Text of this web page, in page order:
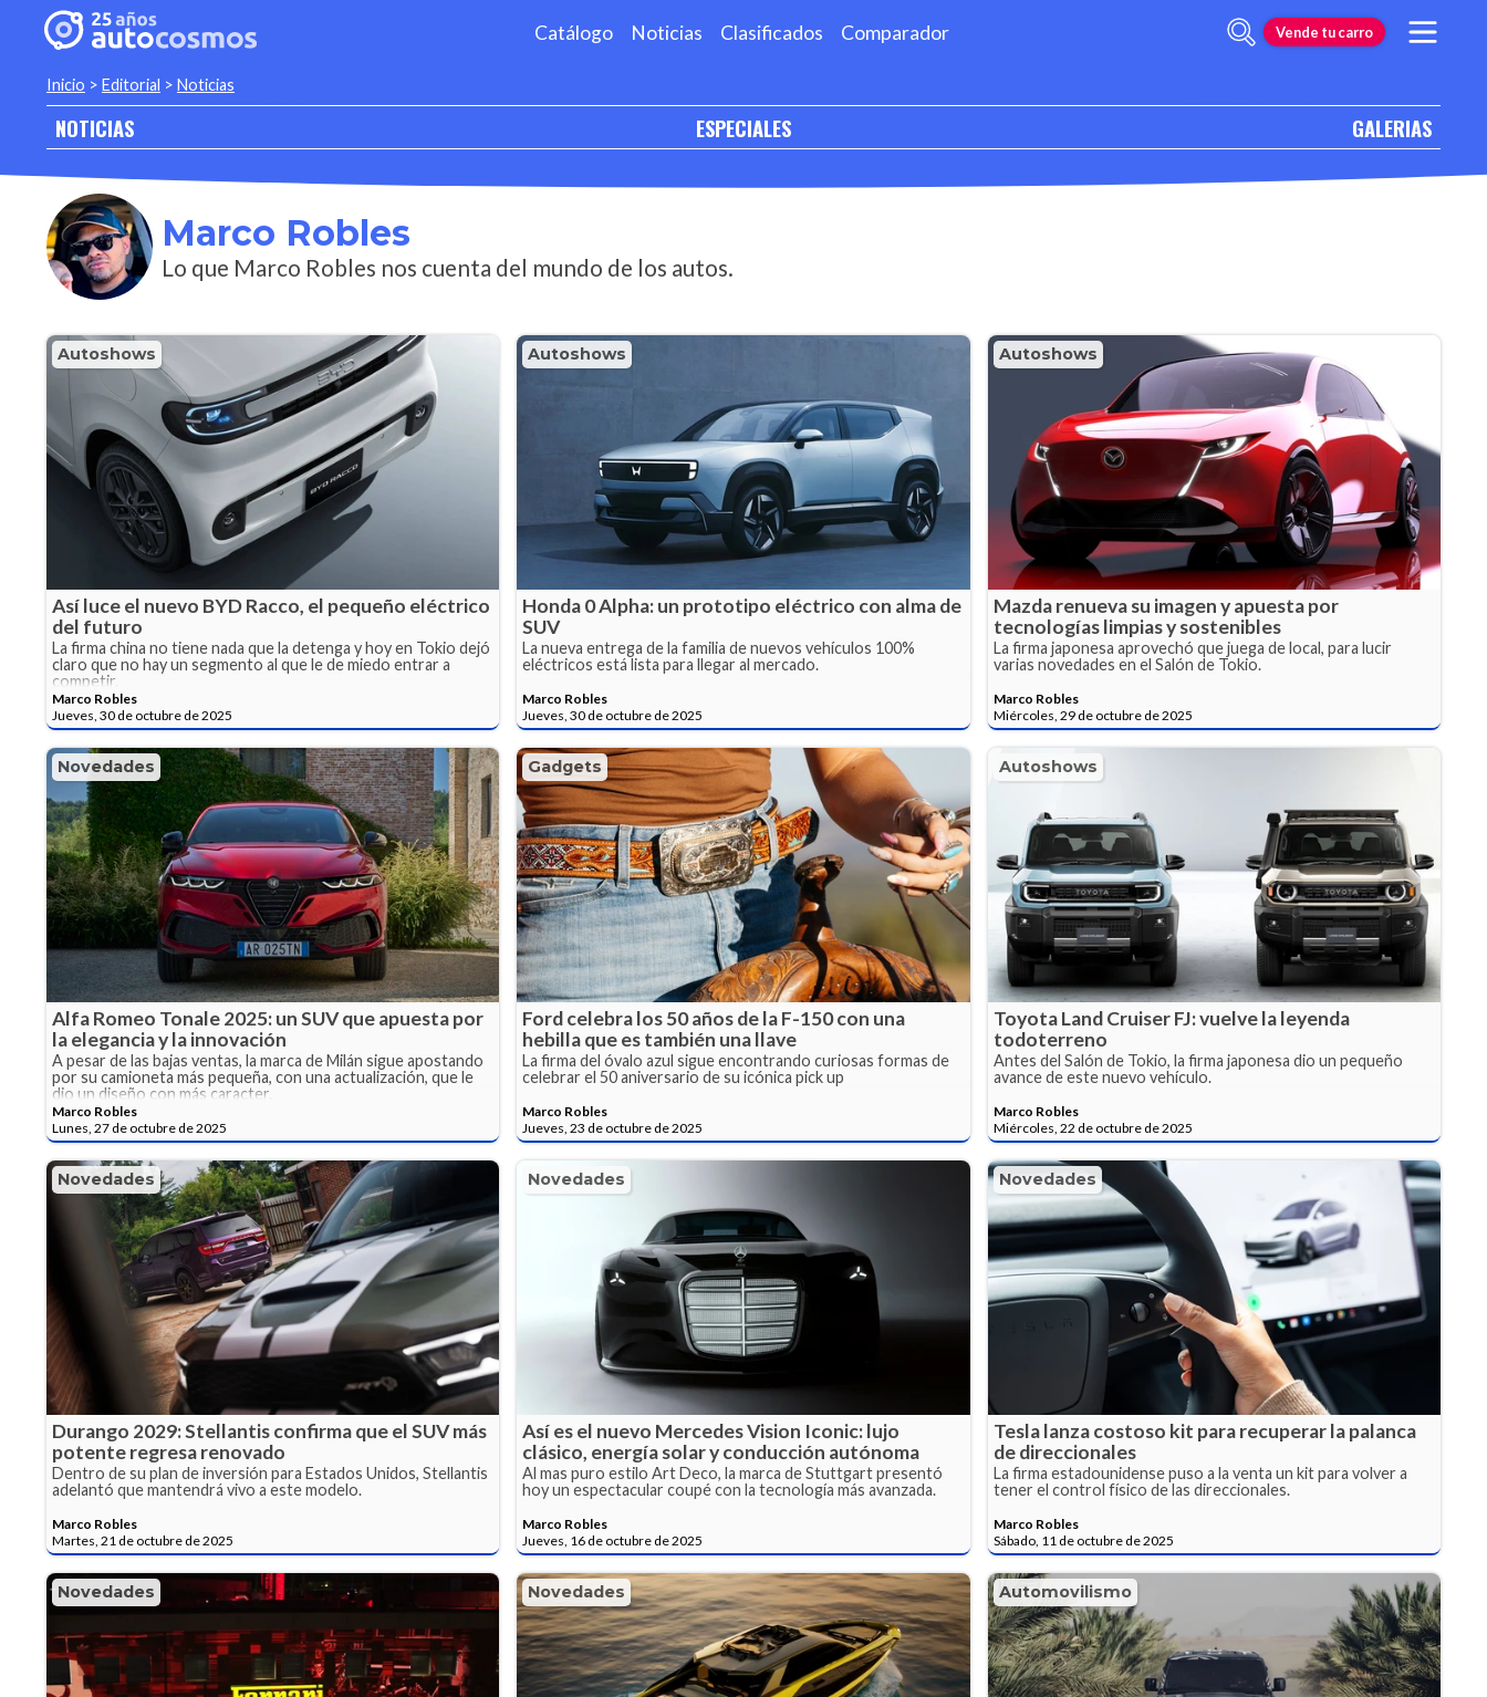
Catálogo Noticias Clasificados Comparador Vende tu carro
Inicio > Editorial > Noticias
NOTICIAS ESPECIALES GALERIAS
Marco Robles
Lo que Marco Robles nos cuenta del mundo de los autos.
Autoshows
Así luce el nuevo BYD Racco, el pequeño eléctrico
del futuro
La firma china no tiene nada que la detenga y hoy en Tokio dejó
claro que no hay un segmento al que le de miedo entrar a
competir.
Marco Robles
Jueves, 30 de octubre de 2025
Autoshows
Honda 0 Alpha: un prototipo eléctrico con alma de
SUV
La nueva entrega de la familia de nuevos vehículos 100%
eléctricos está lista para llegar al mercado.
Marco Robles
Jueves, 30 de octubre de 2025
Autoshows
Mazda renueva su imagen y apuesta por
tecnologías limpias y sostenibles
La firma japonesa aprovechó que juega de local, para lucir
varias novedades en el Salón de Tokio.
Marco Robles
Miércoles, 29 de octubre de 2025
Novedades
Alfa Romeo Tonale 2025: un SUV que apuesta por
la elegancia y la innovación
A pesar de las bajas ventas, la marca de Milán sigue apostando
por su camioneta más pequeña, con una actualización, que le
dio un diseño con más caracter.
Marco Robles
Lunes, 27 de octubre de 2025
Gadgets
Ford celebra los 50 años de la F-150 con una
hebilla que es también una llave
La firma del óvalo azul sigue encontrando curiosas formas de
celebrar el 50 aniversario de su icónica pick up
Marco Robles
Jueves, 23 de octubre de 2025
Autoshows
Toyota Land Cruiser FJ: vuelve la leyenda
todoterreno
Antes del Salón de Tokio, la firma japonesa dio un pequeño
avance de este nuevo vehículo.
Marco Robles
Miércoles, 22 de octubre de 2025
Novedades
Durango 2029: Stellantis confirma que el SUV más
potente regresa renovado
Dentro de su plan de inversión para Estados Unidos, Stellantis
adelantó que mantendrá vivo a este modelo.
Marco Robles
Martes, 21 de octubre de 2025
Novedades
Así es el nuevo Mercedes Vision Iconic: lujo
clásico, energía solar y conducción autónoma
Al mas puro estilo Art Deco, la marca de Stuttgart presentó
hoy un espectacular coupé con la tecnología más avanzada.
Marco Robles
Jueves, 16 de octubre de 2025
Novedades
Tesla lanza costoso kit para recuperar la palanca
de direccionales
La firma estadounidense puso a la venta un kit para volver a
tener el control físico de las direccionales.
Marco Robles
Sábado, 11 de octubre de 2025
Novedades Novedades Automovilismo